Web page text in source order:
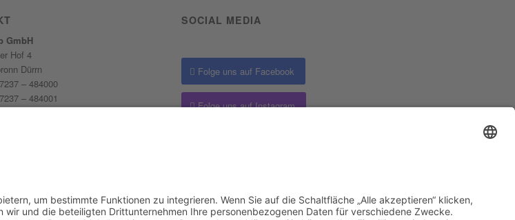
GmbH
Hof 4
Dürrn
– 484000
– 484001
SOCIAL MEDIA
Folge uns auf Facebook
Folge uns auf Instagram
Impressum Datenschutzerklärung AGB Widerrufsbelehrung Zahlungsarten